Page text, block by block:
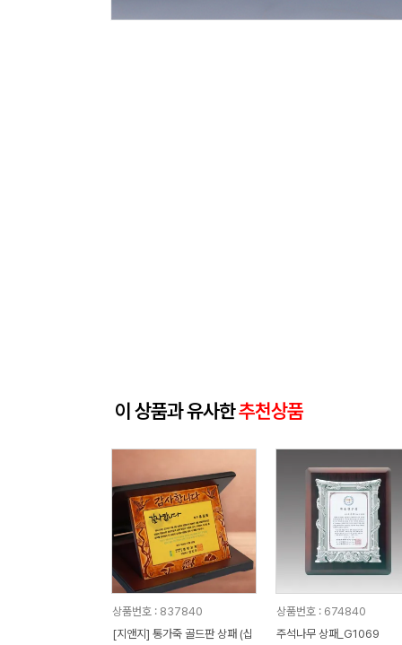
이 상품과 유사한추천상품
상품번호 : 837840
[지앤지] 통가죽 골드판 상패 (십
상품번호 : 674840
주석나무 상패_G1069